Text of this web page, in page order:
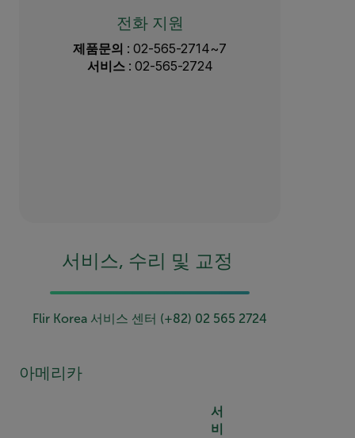
전화 지원
제품문의 : 02-565-2714~7
서비스: 02-565-2724
서비스, 수리 및 교정
Flir Korea 서비스 센터 (+82) 02 565 2724
아메리카
서
비